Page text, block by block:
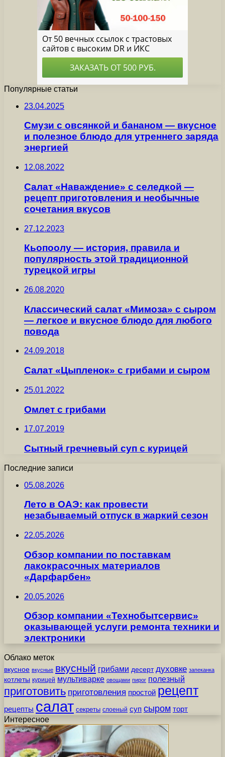
Популярные статьи
23.04.2025
Смузи с овсянкой и бананом — вкусное
и полезное блюдо для утреннего заряда
энергией
12.08.2022
Салат «Наваждение» с селедкой —
рецепт приготовления и необычные
сочетания вкусов
27.12.2023
Кьопоолу — история, правила и
популярность этой традиционной
турецкой игры
26.08.2020
Классический салат «Мимоза» с сыром
— легкое и вкусное блюдо для любого
повода
24.09.2018
Салат «Цыпленок» с грибами и сыром
25.01.2022
Омлет с грибами
17.07.2019
Сытный гречневый суп с курицей
Последние записи
05.08.2026
Лето в ОАЭ: как провести
незабываемый отпуск в жаркий сезон
22.05.2026
Обзор компании по поставкам
лакокрасочных материалов
«Дарфарбен»
20.05.2026
Обзор компании «Технобытсервис»
оказывающей услуги ремонта техники и
электроники
Облако меток
вкусное вкусные вкусный грибами десерт духовке запеканка
котлеты курицей мультиварке овощами пирог полезный
приготовить приготовления простой рецепт
рецепты салат секреты слоеный суп сыром торт
Интересное